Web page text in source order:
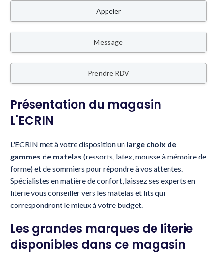
Appeler
Message
Prendre RDV
Présentation du magasin
L'ECRIN
L'ECRIN met à votre disposition un large choix de
gammes de matelas (ressorts, latex, mousse à mémoire de
forme) et de sommiers pour répondre à vos attentes.
Spécialistes en matière de confort, laissez ses experts en
literie vous conseiller vers les matelas et lits qui
correspondront le mieux à votre budget.
Les grandes marques de literie
disponibles dans ce magasin